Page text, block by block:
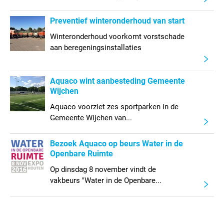
Preventief winteronderhoud van start
Winteronderhoud voorkomt vorstschade
aan beregeningsinstallaties
Aquaco wint aanbesteding Gemeente
Wijchen
Aquaco voorziet zes sportparken in de
Gemeente Wijchen van...
Bezoek Aquaco op beurs Water in de
Openbare Ruimte
Op dinsdag 8 november vindt de
vakbeurs "Water in de Openbare...